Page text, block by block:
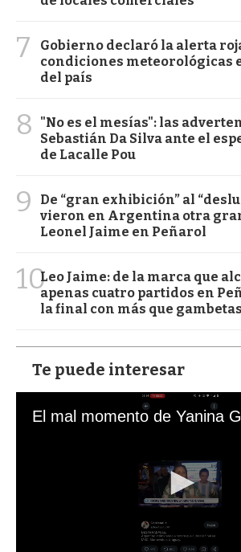
7
Gobierno declaró la alerta
condiciones meteorológicas
del país
8
"No es el mesías": las
Sebastián Da Silva ante el
de Lacalle Pou
9
De “gran exhibición” al
vieron en Argentina otra
Leonel Jaime en Peñarol
10Leo Jaime: de la marca que
apenas cuatro partidos en
la final con más que gambetas
Te puede interesar